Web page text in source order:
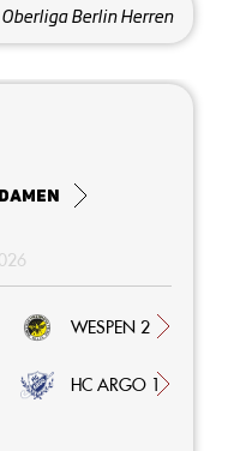
Oberliga Berlin Herren
WESPEN 2
HC ARGO 1